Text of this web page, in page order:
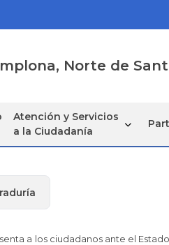
Norte de
Atención y Servicios
a la Ciudadanía
a los ciudadanos ante el